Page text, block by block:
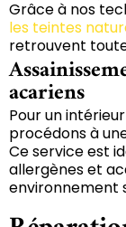
Grâce à nos
les teintes
retrouvent
acariens
Pour un
procédons à
Ce service est
allergènes et
environnement